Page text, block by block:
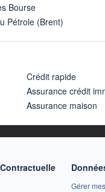
Bourse
Pétrole (Brent)
Crédit rapide
Assurance crédit
Assurance maison
Gérer